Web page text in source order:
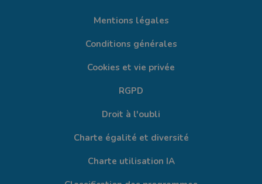
Mentions légales
Conditions générales
Cookies et vie privée
RGPD
Droit à l'oubli
Charte égalité et diversité
Charte utilisation IA